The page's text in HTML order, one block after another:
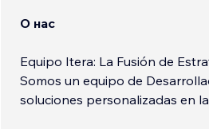
О нас
Equipo Itera: La Fusión de
Somos un equipo de
soluciones personalizadas en